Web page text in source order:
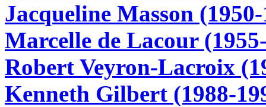
Jacqueline Masson
Marcelle de Lacour
Robert Veyron-Lacroix
Kenneth Gilbert (1988-